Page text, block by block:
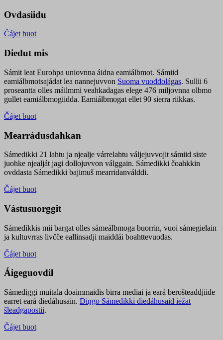
Ovdasiidu
Čájet buot
Dieđut mis
Sámit leat Eurohpa uniovnna áidna eamiálbmot. Sámiid
eamiálbmotsajádat lea nannejuvvon Suoma vuođđolágas. Sullii 6
proseantta olles máilmmi veahkadagas elege 476 miljovnna olbmo
gullet eamiálbmogiidda. Eamiálbmogat ellet 90 sierra riikkas.
Čájet buot
Mearrádusdahkan
Sámedikki 21 lahtu ja njealje várrelahtu váljejuvvojit sámiid siste
juohke njealját jagi dollojuvvon válggain. Sámedikki čoahkkin
ovddasta Sámedikki bajimuš mearridanválddi.
Čájet buot
Vástusuorggit
Sámedikkis mii bargat olles sámeálbmoga buorrin, vuoi sámegielain
ja kultuvrras livčče eallinsadji maiddái boahttevuođas.
Čájet buot
Áigeguovdil
Sámediggi muitala doaimmaidis birra mediai ja eará berošteaddjiide
earret eará dieđáhusain. Diŋgo Sámedikki dieđáhusaid iežat
šleađgapostii.
Čájet buot